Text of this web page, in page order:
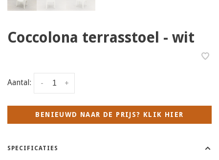
Coccolona terrasstoel - wit
Aantal: +
-
BENIEUWD NAAR DE PRIJS? KLIK HIER
SPECIFICATIES